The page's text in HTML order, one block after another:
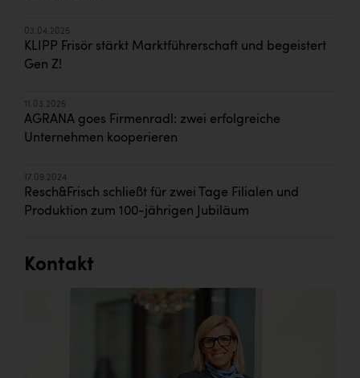
03.04.2025
KLIPP Frisör stärkt Marktführerschaft und begeistert
Gen Z!
11.03.2025
AGRANA goes Firmenradl: zwei erfolgreiche
Unternehmen kooperieren
17.09.2024
Resch&Frisch schließt für zwei Tage Filialen und
Produktion zum 100-jährigen Jubiläum
Kontakt